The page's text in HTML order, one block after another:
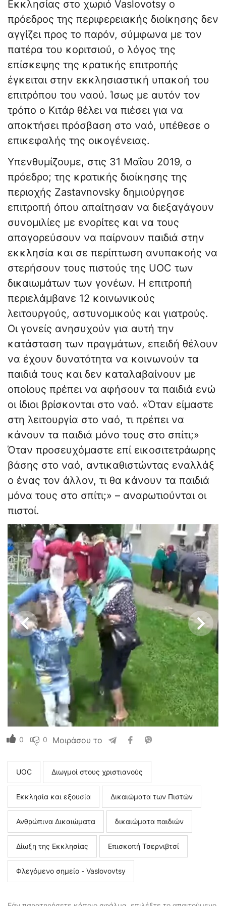
Εκκλησίας στο χωριό Vaslovotsy ο
πρόεδρος της περιφερειακής διοίκησης δεν
αγγίζει προς το παρόν, σύμφωνα με τον
πατέρα του κοριτσιού, ο λόγος της
επίσκεψης της κρατικής επιτροπής
έγκειται στην εκκλησιαστική υπακοή του
επιτρόπου του ναού. Ίσως με αυτόν τον
τρόπο ο Κιτάρ θέλει να πιέσει για να
αποκτήσει πρόσβαση στο ναό, υπέθεσε ο
επικεφαλής της οικογένειας.
Υπενθυμίζουμε, στις 31 Μαΐου 2019, ο
πρόεδρο; της κρατικής διοίκησης της
περιοχής Zastavnovsky δημιούργησε
επιτροπή όπου απαίτησαν να διεξαγάγουν
συνομιλίες με ενορίτες και να τους
απαγορεύσουν να παίρνουν παιδιά στην
εκκλησία και σε περίπτωση ανυπακοής να
στερήσουν τους πιστούς της UOC των
δικαιωμάτων των γονέων. Η επιτροπή
περιελάμβανε 12 κοινωνικούς
λειτουργούς, αστυνομικούς και γιατρούς.
Οι γονείς ανησυχούν για αυτή την
κατάσταση των πραγμάτων, επειδή θέλουν
να έχουν δυνατότητα να κοινωνούν τα
παιδιά τους και δεν καταλαβαίνουν με
οποίους πρέπει να αφήσουν τα παιδιά ενώ
οι ίδιοι βρίσκονται στο ναό. «Όταν είμαστε
στη λειτουργία στο ναό, τι πρέπει να
κάνουν τα παιδιά μόνο τους στο σπίτι;»
Όταν προσευχόμαστε επί εικοσιτετράωρης
βάσης στο ναό, αντικαθιστώντας εναλλάξ
ο ένας τον άλλον, τι θα κάνουν τα παιδιά
μόνα τους στο σπίτι;» – αναρωτιούνται οι
πιστοί.
0 0 Μοιράσου το
UOC Διωγμοί στους χριστιανούς
Εκκλησία και εξουσία Δικαιώματα των Πιστών
Ανθρώπινα Δικαιώματα δικαιώματα παιδιών
Δίωξη της Εκκλησίας Επισκοπή Τσερνιβτσί
Φλεγόμενο σημείο - Vaslovovtsy